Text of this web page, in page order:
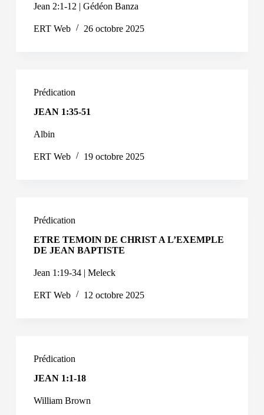
Jean 2:1-12 | Gédéon Banza
ERT Web 26 octobre 2025
Prédication
JEAN 1:35-51
Albin
ERT Web 19 octobre 2025
Prédication
ETRE TEMOIN DE CHRIST A L’EXEMPLE
DE JEAN BAPTISTE
Jean 1:19-34 | Meleck
ERT Web 12 octobre 2025
Prédication
JEAN 1:1-18
William Brown